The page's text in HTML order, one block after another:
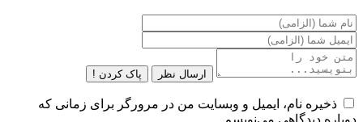
ارسال نظر پاک کردن !
ذخیره نام، ایمیل و وبسایت من در مرورگر برای زمانی که